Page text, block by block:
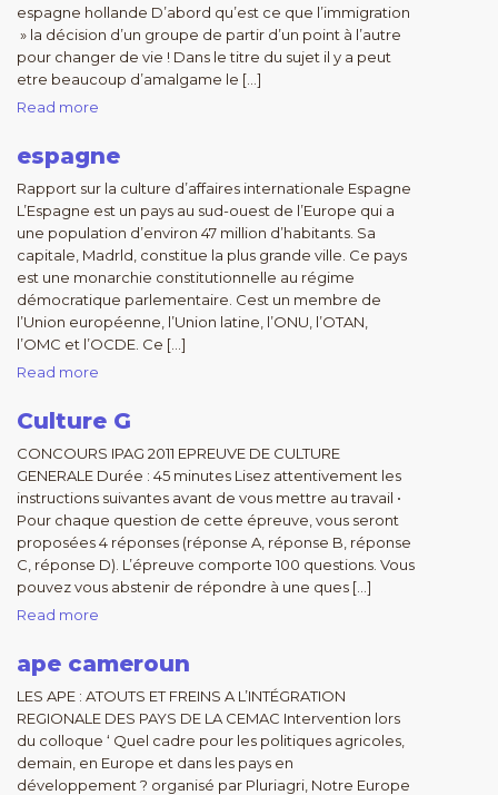
espagne hollande D’abord qu’est ce que l’immigration
» la décision d’un groupe de partir d’un point à l’autre
pour changer de vie ! Dans le titre du sujet il y a peut
etre beaucoup d’amalgame le […]
Read more
espagne
Rapport sur la culture d’affaires internationale Espagne
L’Espagne est un pays au sud-ouest de l’Europe qui a
une population d’environ 47 million d’habitants. Sa
capitale, Madrld, constitue la plus grande ville. Ce pays
est une monarchie constitutionnelle au régime
démocratique parlementaire. Cest un membre de
l’Union européenne, l’Union latine, l’ONU, l’OTAN,
l’OMC et l’OCDE. Ce […]
Read more
Culture G
CONCOURS IPAG 2011 EPREUVE DE CULTURE
GENERALE Durée : 45 minutes Lisez attentivement les
instructions suivantes avant de vous mettre au travail •
Pour chaque question de cette épreuve, vous seront
proposées 4 réponses (réponse A, réponse B, réponse
C, réponse D). L’épreuve comporte 100 questions. Vous
pouvez vous abstenir de répondre à une ques […]
Read more
ape cameroun
LES APE : ATOUTS ET FREINS A L’INTÉGRATION
REGIONALE DES PAYS DE LA CEMAC Intervention lors
du colloque ‘ Quel cadre pour les politiques agricoles,
demain, en Europe et dans les pays en
développement ? organisé par Pluriagri, Notre Europe